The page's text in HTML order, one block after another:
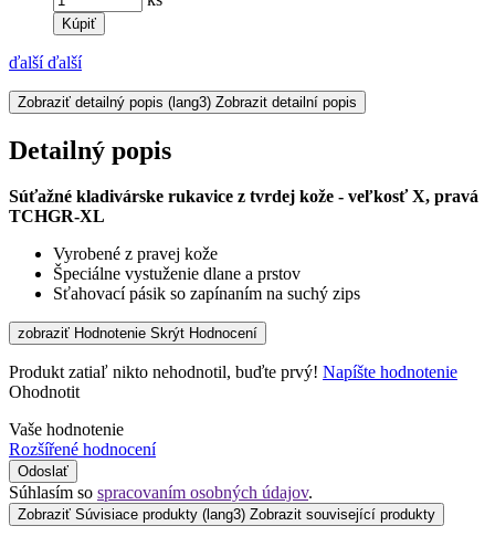
Kúpiť
ďalší ďalší
Zobraziť detailný popis (lang3) Zobrazit detailní popis
Detailný popis
Súťažné kladivárske rukavice z tvrdej kože - veľkosť X, pravá
TCHGR-XL​
Vyrobené z pravej kože
Špeciálne vystuženie dlane a prstov
Sťahovací pásik so zapínaním na suchý zips
zobraziť Hodnotenie Skrýt Hodnocení
Produkt zatiaľ nikto nehodnotil, buďte prvý! Napíšte hodnotenie
Ohodnotit
Vaše hodnotenie
Rozšířené hodnocení
Odoslať
Súhlasím so spracovaním osobných údajov.
Zobraziť Súvisiace produkty (lang3) Zobrazit související produkty